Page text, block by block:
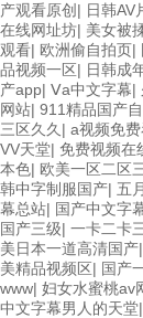
产观看原创 | 日韩AV
在线网址坊| 美女被
观看| 欧洲偷自拍页|
品视频一区| 日韩成
产app| Ⅴa中文字幕|
网站| 911精品国产
三区久久 | a视频免
VV天堂| 免费视频在
本色| 欧美一区二区
韩中字制服国产| 五
幕总站| 国产中文字
国产三级| 一卡二卡
美日本一道高清国产|
美精品视频区| 国产
www| 妇女水蜜桃av
中文字幕男人的天堂|